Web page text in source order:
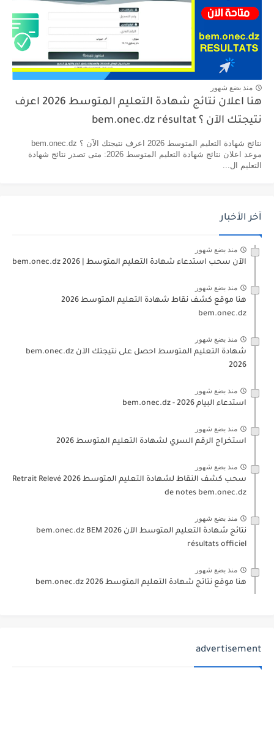
منذ بضع شهور
هنا اعلان نتائج شهادة التعليم المتوسط 2026 اعرف
نتيجتك الآن ؟ bem.onec.dz résultat
نتائج شهادة التعليم المتوسط 2026 اعرف نتيجتك الآن ؟ bem.onec.dz
موعد اعلان نتائج شهادة التعليم المتوسط 2026: متى تصدر نتائج شهادة
التعليم ال...
آخر الأخبار
منذ بضع شهور
الآن سحب استدعاء شهادة التعليم المتوسط | 2026 bem.onec.dz
منذ بضع شهور
هنا موقع كشف نقاط شهادة التعليم المتوسط 2026
bem.onec.dz
منذ بضع شهور
شهادة التعليم المتوسط احصل على نتيجتك الآن bem.onec.dz
2026
منذ بضع شهور
استدعاء البيام 2026 - bem.onec.dz
منذ بضع شهور
استخراج الرقم السري لشهادة التعليم المتوسط 2026
منذ بضع شهور
سحب كشف النقاط لشهادة التعليم المتوسط 2026 Retrait Relevé
de notes bem.onec.dz
منذ بضع شهور
نتائج شهادة التعليم المتوسط الآن 2026 bem.onec.dz BEM
résultats officiel
منذ بضع شهور
هنا موقع نتائج شهادة التعليم المتوسط 2026 bem.onec.dz
advertisement